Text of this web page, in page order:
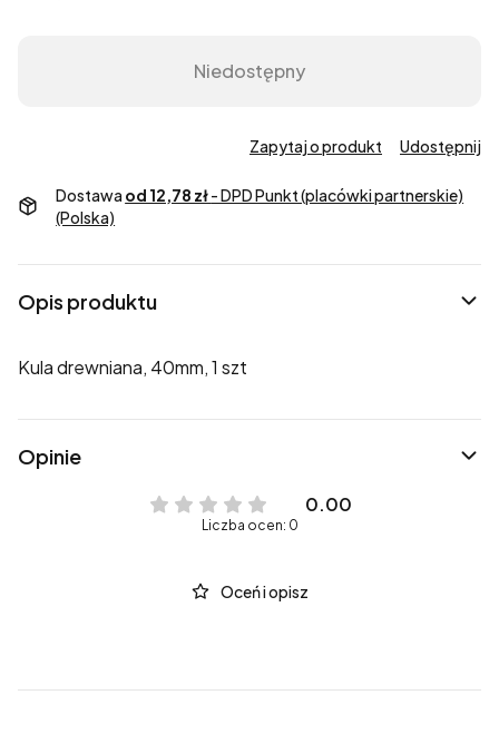
Niedostępny
Zapytaj o produkt Udostępnij
Dostawa od 12,78 zł- DPD Punkt (placówki partnerskie)
(Polska)
Opis produktu
Kula drewniana, 40mm, 1 szt
Opinie
0.00
Liczba ocen: 0
Oceń i opisz